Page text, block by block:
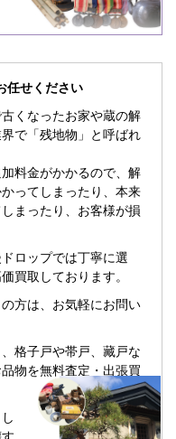
任せください
くなったお家や蔵の解
で「残地物」と呼ばれ
料金がかかるので、解
ってしまったり、本来
まったり、お客様が損
ロップでは丁寧に選
買取しております。
方は、お気軽にお問い
格子戸や帯戸、藏戸な
物を無料査定・出張買